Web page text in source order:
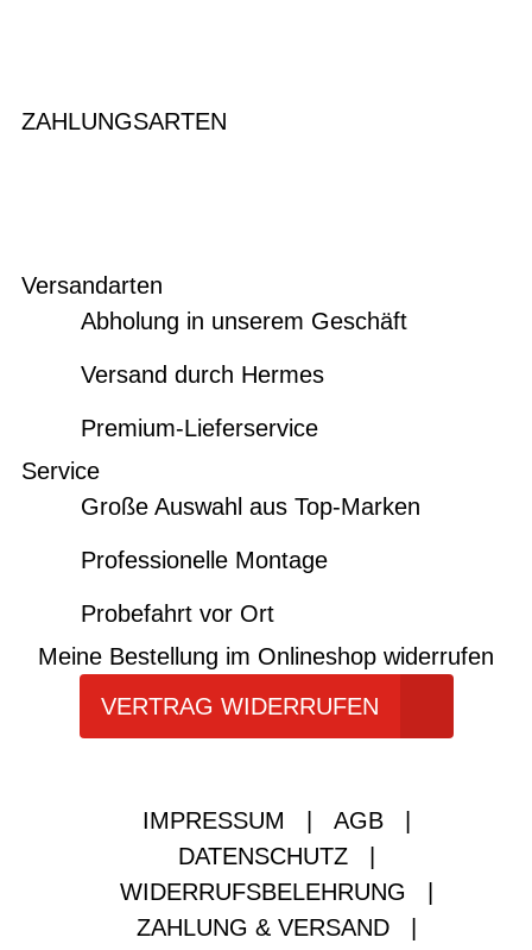
ZAHLUNGSARTEN
Versandarten
Abholung in unserem Geschäft
Versand durch Hermes
Premium-Lieferservice
Service
Große Auswahl aus Top-Marken
Professionelle Montage
Probefahrt vor Ort
Meine Bestellung im Onlineshop widerrufen
VERTRAG WIDERRUFEN
IMPRESSUM AGB
DATENSCHUTZ
WIDERRUFSBELEHRUNG
ZAHLUNG & VERSAND